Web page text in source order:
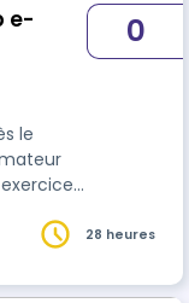
e-
le
0
28 heures